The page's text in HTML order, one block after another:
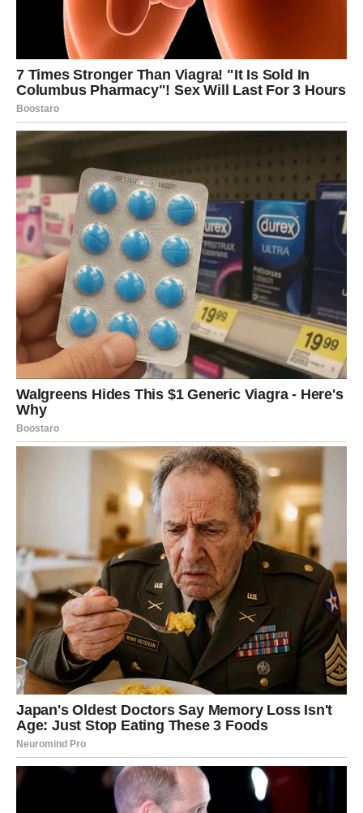
Posao – prilike koje otvaraju nove
puteve
Na poslovnom planu Strelčevi često imaju velike ideje i
želju da rade nešto što ih zaista inspiriše. Oni ne vole
monotoniju i često traže posao koji im donosi osećaj
slobode.
Naredni dani mogu doneti situacije u kojima će se pojaviti
nova poslovna prilika ili ideja.
Moguće su:
zanimljive poslovne prilike
razgovori o novim projektima
prilika za saradnju sa osobama koje dele vaše ideje
plan koji može promeniti pravac vaše karijere
Važno je da budete otvoreni za nove mogućnosti.
Finansije – prilike kroz pametne
odluke
Kada je novac u pitanju, Strelčevi ponekad vole da žive u
trenutku i da ne razmišljaju previše o dugoročnim
planovima. Međutim, naredni dani mogu doneti priliku za
stabilnije finansije.
Može se pojaviti projekat ili saradnja koja donosi dodatni
prihod. Ipak, savet zvezda je da pažljivo razmotrite sve
mogućnosti pre nego što donesete odluku.
Mudri potezi sada mogu doneti sigurnost u budućnosti.